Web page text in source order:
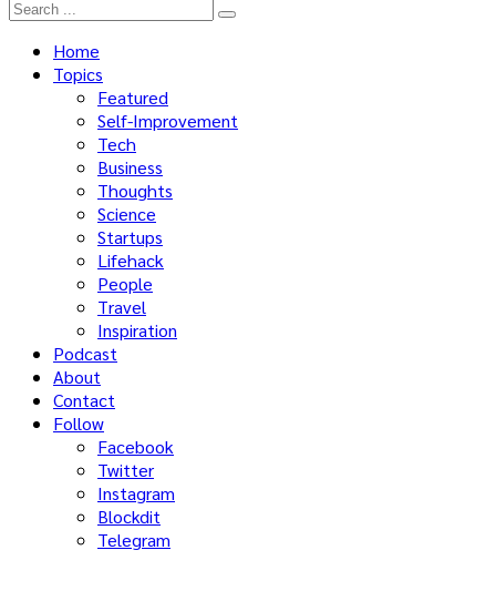
Home
Topics
Featured
Self-Improvement
Tech
Business
Thoughts
Science
Startups
Lifehack
People
Travel
Inspiration
Podcast
About
Contact
Follow
Facebook
Twitter
Instagram
Blockdit
Telegram